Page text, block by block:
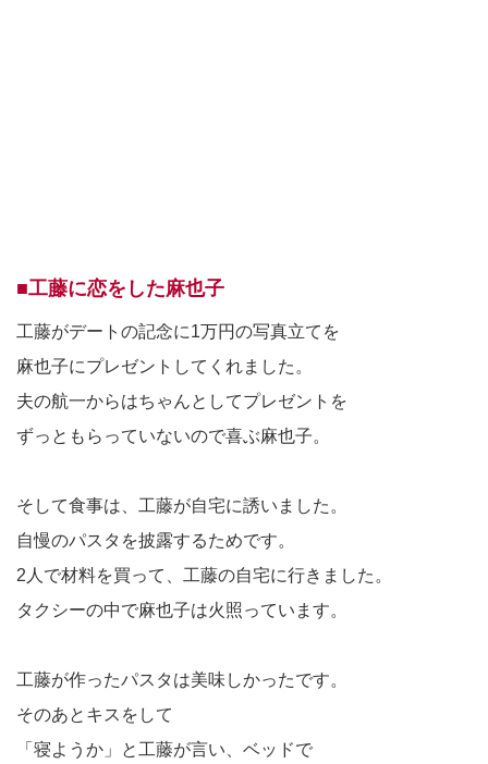
■工藤に恋をした麻也子
工藤がデートの記念に1万円の写真立てを
麻也子にプレゼントしてくれました。
夫の航一からはちゃんとしてプレゼントを
ずっともらっていないので喜ぶ麻也子。
そして食事は、工藤が自宅に誘いました。
自慢のパスタを披露するためです。
2人で材料を買って、工藤の自宅に行きました。
タクシーの中で麻也子は火照っています。
工藤が作ったパスタは美味しかったです。
そのあとキスをして
「寝ようか」と工藤が言い、ベッドで